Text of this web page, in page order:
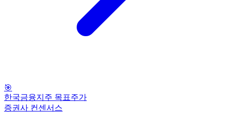
🎯
한국금융지주 목표주가
증권사 컨센서스